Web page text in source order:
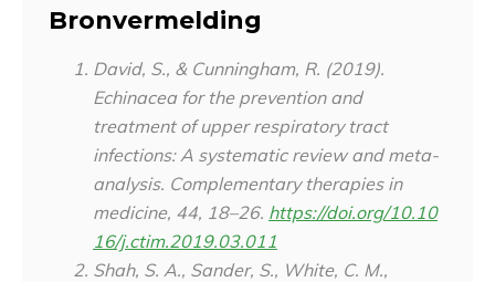
Bronvermelding
David, S., & Cunningham, R. (2019).
Echinacea for the prevention and
treatment of upper respiratory tract
infections: A systematic review and meta-
analysis. Complementary therapies in
medicine, 44, 18–26. https://doi.org/10.10
16/j.ctim.2019.03.011
Shah, S. A., Sander, S., White, C. M.,